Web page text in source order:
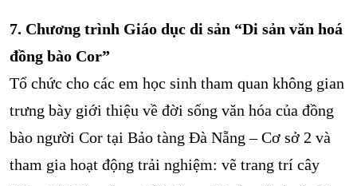
7. Chương trình Giáo dục di sản “Di sản văn hoá
đồng bào Cor”
Tổ chức cho các em học sinh tham quan không gian
trưng bày giới thiệu về đời sống văn hóa của đồng
bào người Cor tại Bảo tàng Đà Nẵng – Cơ sở 2 và
tham gia hoạt động trải nghiệm: vẽ trang trí cây